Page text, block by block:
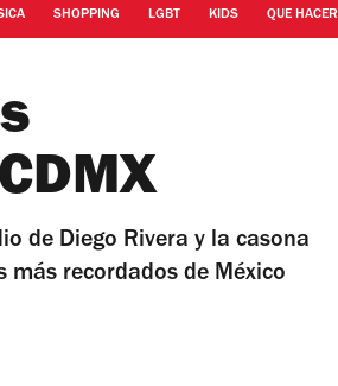
SHOPPING LGBT KIDS QUE HACER
de Diego Rivera y la casona
más recordados de México